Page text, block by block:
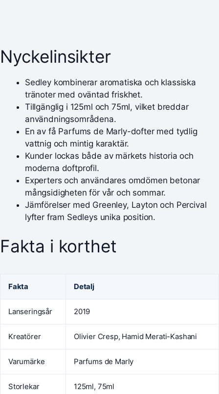
Nyckelinsikter
Sedley kombinerar aromatiska och klassiska
tränoter med oväntad friskhet.
Tillgänglig i 125ml och 75ml, vilket breddar
användningsområdena.
En av få Parfums de Marly-dofter med tydlig
vattnig och mintig karaktär.
Kunder lockas både av märkets historia och
moderna doftprofil.
Experters och användares omdömen betonar
mångsidigheten för vår och sommar.
Jämförelser med Greenley, Layton och Percival
lyfter fram Sedleys unika position.
Fakta i korthet
Fakta Detalj
Lanseringsår 2019
Kreatörer Olivier Cresp, Hamid Merati-Kashani
Varumärke Parfums de Marly
Storlekar 125ml, 75ml